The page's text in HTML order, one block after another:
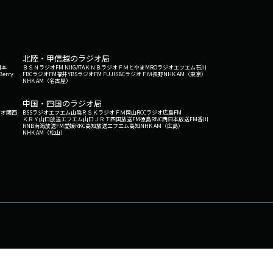
本
北陸・甲信越のラジオ局
ＢＳＮラジオFM NIIGATAＫＮＢラジオ ＦＭとやまMROラジオエフエム石川
FBCラジオFM福井YBSラジオFM FUJISBCラジオ ＦＭ長野NHK AM（東京）
NHK AM（名古屋）
関西
中国・四国のラジオ局
BSSラジオエフエム山陰ＲＳＫラジオ ＦＭ岡山RCCラジオ広島FM
ＫＲＹ山口放送エフエム山口 ＪＲＴ四国放送FM徳島RNC西日本放送FM香川
RNB南海放送FM愛媛RKC高知放送エフエム高知NHK AM（広島）
NHK AM（松山）